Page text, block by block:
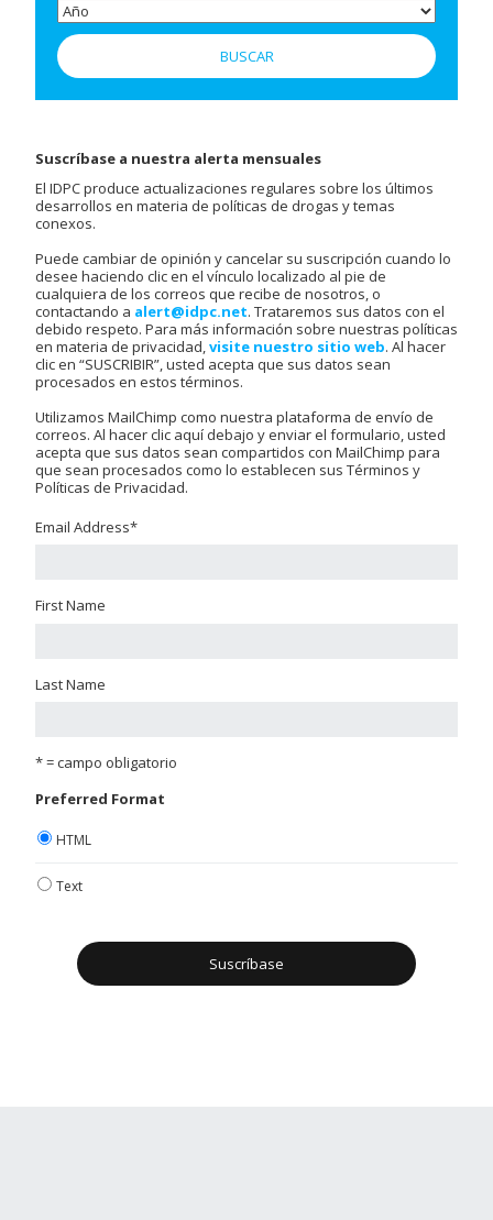
Suscríbase a nuestra alerta mensuales
El IDPC produce actualizaciones regulares sobre los últimos
desarrollos en materia de políticas de drogas y temas
conexos.
Puede cambiar de opinión y cancelar su suscripción cuando lo
desee haciendo clic en el vínculo localizado al pie de
cualquiera de los correos que recibe de nosotros, o
contactando a alert@idpc.net. Trataremos sus datos con el
debido respeto. Para más información sobre nuestras políticas
en materia de privacidad,visite nuestro sitio web. Al hacer
clic en “SUSCRIBIR”, usted acepta que sus datos sean
procesados en estos términos.
Utilizamos MailChimp como nuestra plataforma de envío de
correos. Al hacer clic aquí debajo y enviar el formulario, usted
acepta que sus datos sean compartidos con MailChimp para
que sean procesados como lo establecen sus Términos y
Políticas de Privacidad.
Email Address*
First Name
Last Name
* = campo obligatorio
Preferred Format
HTML
Text